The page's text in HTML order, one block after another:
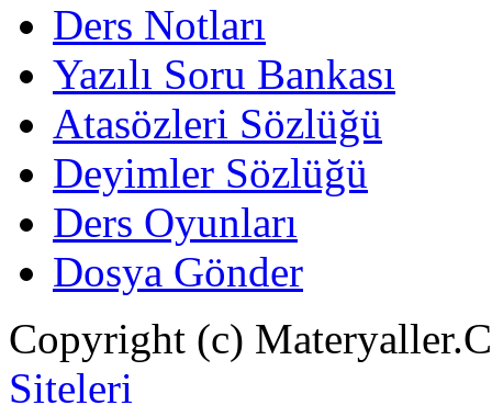
Ders Notları
Yazılı Soru Bankası
Atasözleri Sözlüğü
Deyimler Sözlüğü
Ders Oyunları
Dosya Gönder
Copyright (c)
Siteleri